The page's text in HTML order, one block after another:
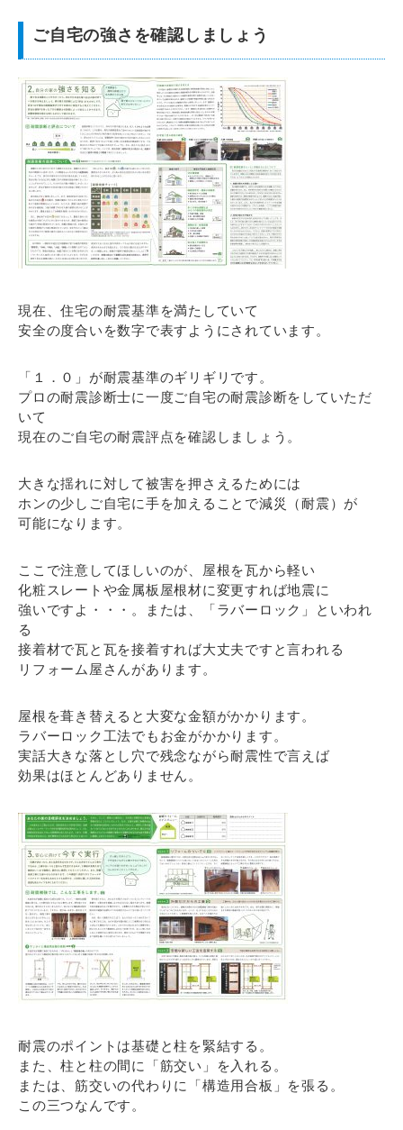
ご自宅の強さを確認しましょう
現在、住宅の耐震基準を満たしていて
安全の度合いを数字で表すようにされています。
「１．０」が耐震基準のギリギリです。
プロの耐震診断士に一度ご自宅の耐震診断をしていただ
いて
現在のご自宅の耐震評点を確認しましょう。
大きな揺れに対して被害を押さえるためには
ホンの少しご自宅に手を加えることで減災（耐震）が
可能になります。
ここで注意してほしいのが、屋根を瓦から軽い
化粧スレートや金属板屋根材に変更すれば地震に
強いですよ・・・。または、「ラバーロック」といわれ
る
接着材で瓦と瓦を接着すれば大丈夫ですと言われる
リフォーム屋さんがあります。
屋根を葺き替えると大変な金額がかかります。
ラバーロック工法でもお金がかかります。
実話大きな落とし穴で残念ながら耐震性で言えば
効果はほとんどありません。
耐震のポイントは基礎と柱を緊結する。
また、柱と柱の間に「筋交い」を入れる。
または、筋交いの代わりに「構造用合板」を張る。
この三つなんです。